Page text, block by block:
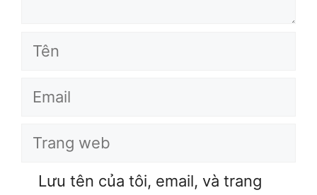
Tên
Email
Trang
Lưu tên của tôi, email, và trang